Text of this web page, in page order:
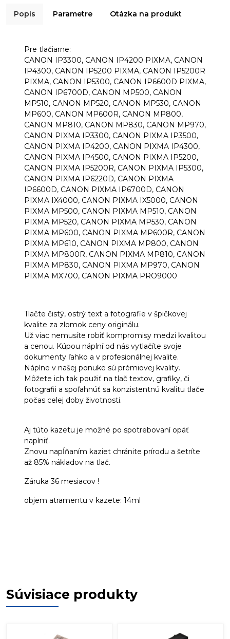
Popis Parametre Otázka na produkt
Pre tlačiarne:
CANON IP3300, CANON IP4200 PIXMA, CANON
IP4300, CANON IP5200 PIXMA, CANON IP5200R
PIXMA, CANON IP5300, CANON IP6600D PIXMA,
CANON IP6700D, CANON MP500, CANON
MP510, CANON MP520, CANON MP530, CANON
MP600, CANON MP600R, CANON MP800,
CANON MP810, CANON MP830, CANON MP970,
CANON PIXMA IP3300, CANON PIXMA IP3500,
CANON PIXMA IP4200, CANON PIXMA IP4300,
CANON PIXMA IP4500, CANON PIXMA IP5200,
CANON PIXMA IP5200R, CANON PIXMA IP5300,
CANON PIXMA IP6220D, CANON PIXMA
IP6600D, CANON PIXMA IP6700D, CANON
PIXMA IX4000, CANON PIXMA IX5000, CANON
PIXMA MP500, CANON PIXMA MP510, CANON
PIXMA MP520, CANON PIXMA MP530, CANON
PIXMA MP600, CANON PIXMA MP600R, CANON
PIXMA MP610, CANON PIXMA MP800, CANON
PIXMA MP800R, CANON PIXMA MP810, CANON
PIXMA MP830, CANON PIXMA MP970, CANON
PIXMA MX700, CANON PIXMA PRO9000
Tlačte čistý, ostrý text a fotografie v špičkovej
kvalite za zlomok ceny originálu.
Už viac nemusíte robiť kompromisy medzi kvalitou
a cenou. Kúpou náplní od nás vytlačíte svoje
dokumenty ľahko a v profesionálnej kvalite.
Náplne v našej ponuke sú prémiovej kvality.
Môžete ich tak použiť na tlač textov, grafiky, či
fotografii a spoľahnúť sa konzistentnú kvalitu tlače
počas celej doby životnosti.
Aj túto kazetu je možné po spotrebovaní opäť
naplniť.
Znovu napĺňaním kaziet chránite prírodu a šetríte
až 85% nákladov na tlač.
Záruka 36 mesiacov !
objem atramentu v kazete: 14ml
Súvisiace produkty